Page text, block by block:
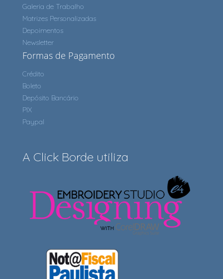
Galeria de Trabalho
Matrizes Personalizadas
Depoimentos
Newsletter
Formas de Pagamento
Crédito
Boleto
Depósito Bancário
PIX
Paypal
A Click Borde utiliza